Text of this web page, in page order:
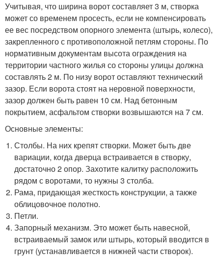
Учитывая, что ширина ворот составляет 3 м, створка
может со временем просесть, если не компенсировать
ее вес посредством опорного элемента (штырь, колесо),
закрепленного с противоположной петлям стороны. По
нормативным документам высота ограждения на
территории частного жилья со стороны улицы должна
составлять 2 м. По низу ворот оставляют технический
зазор. Если ворота стоят на неровной поверхности,
зазор должен быть равен 10 см. Над бетонным
покрытием, асфальтом створки возвышаются на 7 см.
Основные элементы:
Столбы. На них крепят створки. Может быть две
вариации, когда дверца встраивается в створку,
достаточно 2 опор. Захотите калитку расположить
рядом с воротами, то нужны 3 столба.
Рама, придающая жесткость конструкции, а также
облицовочное полотно.
Петли.
Запорный механизм. Это может быть навесной,
встраиваемый замок или штырь, который вводится в
грунт (устанавливается в нижней части створок).